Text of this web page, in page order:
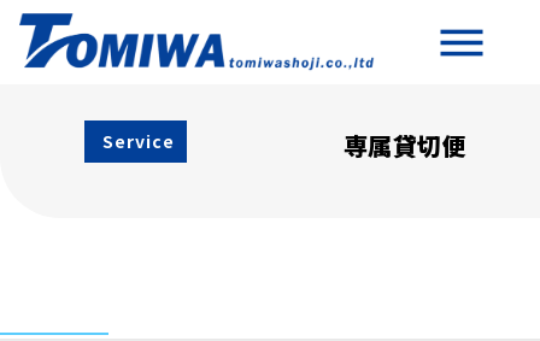
Service 専属貸切便